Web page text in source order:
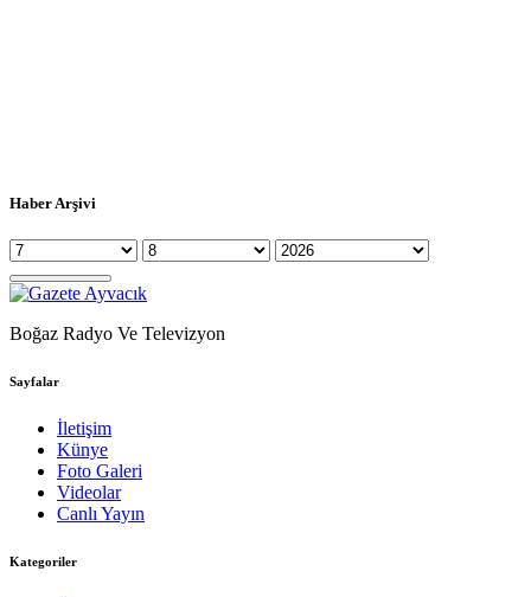
Haber Arşivi
Boğaz Radyo Ve Televizyon
Sayfalar
İletişim
Künye
Foto Galeri
Videolar
Canlı Yayın
Kategoriler